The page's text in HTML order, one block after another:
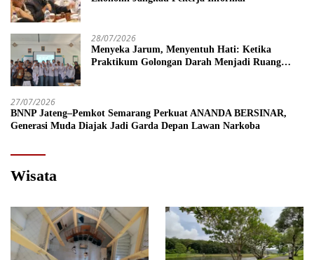
28/07/2026
Menyeka Jarum, Menyentuh Hati: Ketika
Praktikum Golongan Darah Menjadi Ruang
27/07/2026
BNNP Jateng–Pemkot Semarang Perkuat ANANDA BERSINAR,
Generasi Muda Diajak Jadi Garda Depan Lawan Narkoba
Wisata